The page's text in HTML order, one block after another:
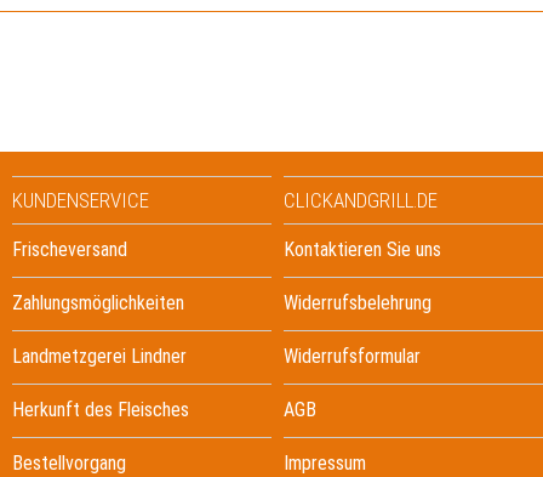
KUNDENSERVICE
Frischeversand
Zahlungsmöglichkeiten
Landmetzgerei Lindner
Herkunft des Fleisches
Bestellvorgang
CLICKANDGRILL.DE
Kontaktieren Sie uns
Widerrufsbelehrung
Widerrufsformular
AGB
Impressum